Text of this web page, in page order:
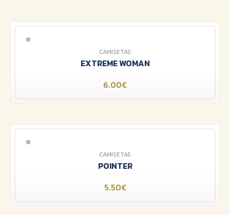
CAMISETAS
EXTREME WOMAN
6.00€
CAMISETAS
POINTER
5.50€